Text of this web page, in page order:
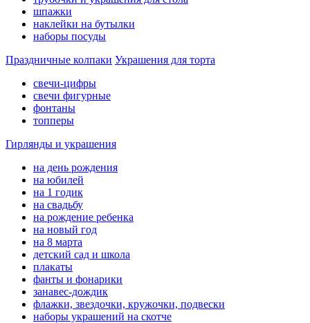
шпажки
наклейки на бутылки
наборы посуды
Праздничные колпаки Украшения для торта
свечи-цифры
свечи фигурные
фонтаны
топперы
Гирлянды и украшения
на день рождения
на юбилей
на 1 годик
на свадьбу
на рождение ребенка
на новый год
на 8 марта
детский сад и школа
плакаты
фанты и фонарики
занавес-дождик
флажки, звездочки, кружочки, подвески
наборы украшений на скотче